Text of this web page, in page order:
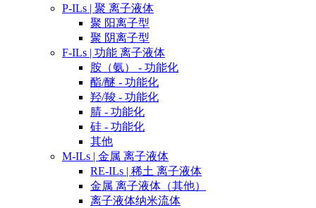
P-ILs | 聚 离子液体
聚 阳离子型
聚 阴离子型
F-ILs | 功能 离子液体
胺（氨） - 功能化
酯/醚 - 功能化
羟/羧 - 功能化
腈 - 功能化
硅 - 功能化
其他
M-ILs | 金属 离子液体
RE-ILs | 稀土 离子液体
金属 离子液体（其他）
离子液体纳米流体